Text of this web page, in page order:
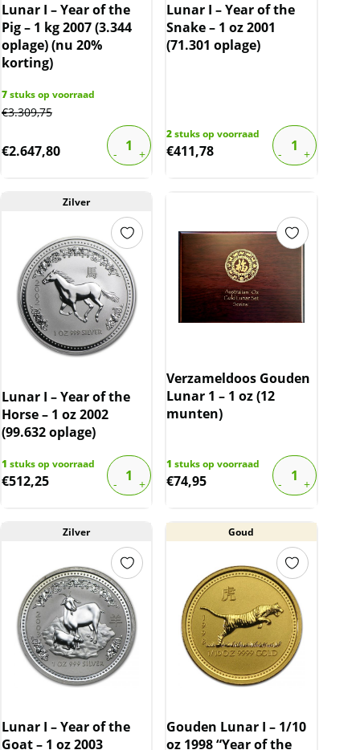
Lunar I – Year of the
Pig – 1 kg 2007 (3.344
oplage) (nu 20%
korting)
7stuks op voorraad
€3.309,75
€2.647,80
Lunar I – Year of the
Snake – 1 oz 2001
(71.301 oplage)
2stuks op voorraad
€411,78
Zilver
Lunar I – Year of the
Horse – 1 oz 2002
(99.632 oplage)
1 stuks op voorraad
€512,25
Verzameldoos Gouden
Lunar 1 – 1 oz (12
munten)
1 stuks op voorraad
€74,95
Zilver
Lunar I – Year of the
Goat – 1 oz 2003
Goud
Gouden Lunar I – 1/10
oz 1998 “Year of the